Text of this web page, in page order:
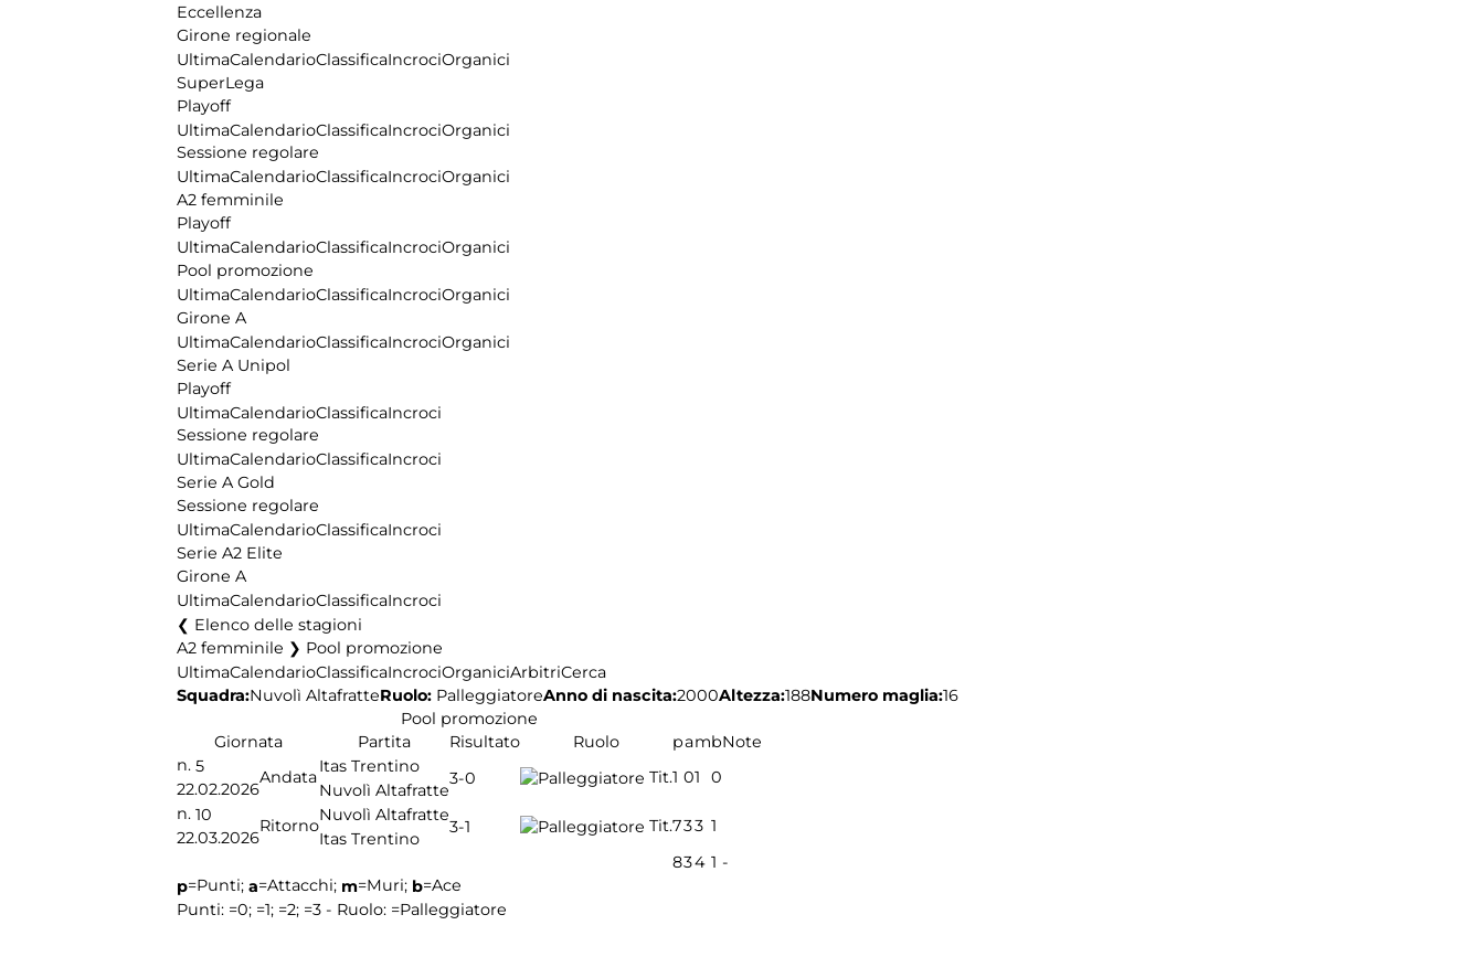
Eccellenza
Girone regionale
UltimaCalendarioClassificaIncrociOrganici
SuperLega
Playoff
UltimaCalendarioClassificaIncrociOrganici
Sessione regolare
UltimaCalendarioClassificaIncrociOrganici
A2 femminile
Playoff
UltimaCalendarioClassificaIncrociOrganici
Pool promozione
UltimaCalendarioClassificaIncrociOrganici
Girone A
UltimaCalendarioClassificaIncrociOrganici
Serie A Unipol
Playoff
UltimaCalendarioClassificaIncroci
Sessione regolare
UltimaCalendarioClassificaIncroci
Serie A Gold
Sessione regolare
UltimaCalendarioClassificaIncroci
Serie A2 Elite
Girone A
UltimaCalendarioClassificaIncroci
Elenco delle stagioni
A2 femminile ❯ Pool promozione
UltimaCalendarioClassificaIncrociOrganiciArbitriCerca
Squadra:Nuvolì AltafratteRuolo: PalleggiatoreAnno di nascita:2000Altezza:188Numero maglia:16
Pool promozione
Giornata
Partita Risultato Ruolo pambNote
n. 5
22.02.2026
Andata
Itas Trentino
Nuvolì Altafratte
3-0 Tit.1 01
0
n. 10
22.03.2026
Ritorno
Nuvolì Altafratte
Itas Trentino
3-1 Tit.733 1
834 1 -
p=Punti; a=Attacchi; m=Muri; b=Ace
Punti: =0; =1; =2; =3 - Ruolo: =Palleggiatore